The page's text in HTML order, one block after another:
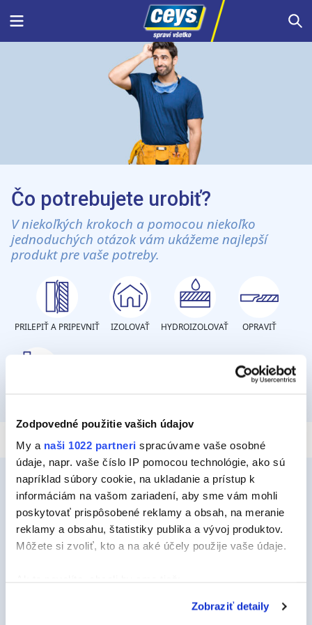
Zodpovedné použitie vašich údajov
My a naši 1022 partneri spracúvame vaše osobné
údaje, napr. vaše číslo IP pomocou technológie, ako sú
napríklad súbory cookie, na ukladanie a prístup k
informáciám na vašom zariadení, aby sme vám mohli
poskytovať prispôsobené reklamy a obsah, na meranie
reklamy a obsahu, štatistiky publika a vývoj produktov.
Môžete si zvoliť, kto a na aké účely použije vaše údaje.
Zobraziť detaily
Menu
Čo potrebujete urobiť?
V niekoľkých krokoch a pomocou niekoľko
jednoduchých otázok vám ukážeme najlepší
produkt pre vaše potreby.
PRILEPIŤ A PRIPEVNIŤ IZOLOVAŤ HYDROIZOLOVAŤ OPRAVIŤ
Ceys
O Ceys